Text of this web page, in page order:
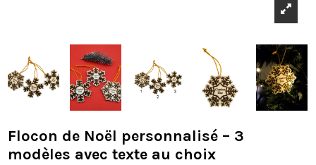
Flocon de Noël personnalisé – 3
modèles avec texte au choix